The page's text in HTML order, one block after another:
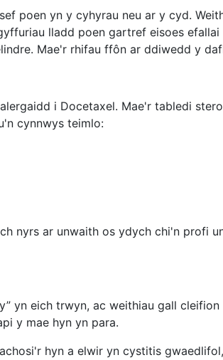
poen yn y cyhyrau neu ar y cyd.
lladd poen gartref eisoes
Mae'r rhifau ffôn ar ddiwedd y
i Docetaxel. Mae'r tabledi
cynnwys teimlo:
nyrs ar unwaith os ydych chi'n profi
yn eich trwyn, ac weithiau gall
y mae hyn yn para.
hyn a elwir yn cystitis